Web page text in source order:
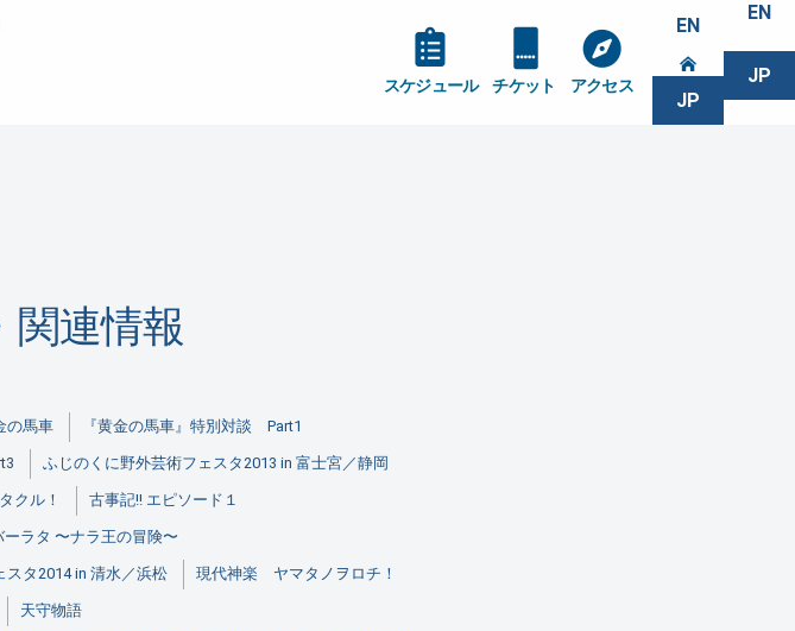
EN
JP
EN
JP
スケジュール チケット アクセス
関連情報
の馬車 『黄金の馬車』特別対談 Part1
ふじのくに野外芸術フェスタ2013 in 富士宮／静岡
クル！ 古事記!! エピソード１
ーラタ 〜ナラ王の冒険〜
タ2014 in 清水／浜松 現代神楽 ヤマタノヲロチ！
天守物語